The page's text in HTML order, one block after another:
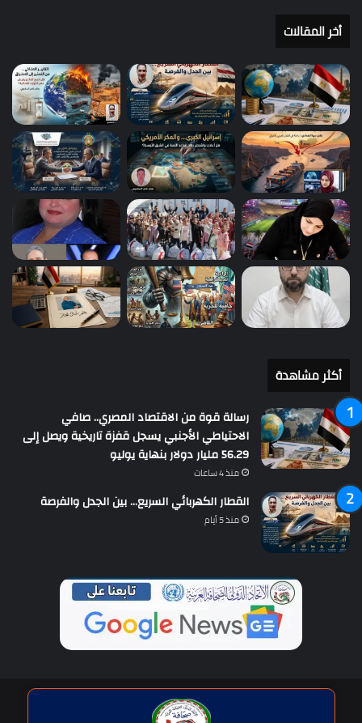
أخر المقالات
أكثر مشاهدة
رسالة قوة من الاقتصاد المصري.. صافي
الاحتياطي الأجنبي يسجل قفزة تاريخية ويصل إلى
56.29 مليار دولار بنهاية يوليو
منذ 4 ساعات
القطار الكهربائي السريع… بين الجدل والفرصة
منذ 5 أيام
حقوق النشر © | جميع الحقوق محفوظة للاتحاد الدولى للصحافة العربية